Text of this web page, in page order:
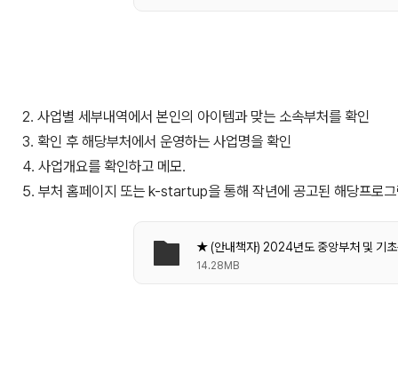
2. 사업별 세부내역에서 본인의 아이템과 맞는 소속부처를 확인
3. 확인 후 해당부처에서 운영하는 사업명을 확인
4. 사업개요를 확인하고 메모.
5. 부처 홈페이지 또는 k-startup을 통해 작년에 공고된 해당프로
14.28MB